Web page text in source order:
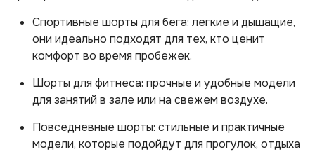
Спортивные шорты для бега: легкие и дышащие,
они идеально подходят для тех, кто ценит
комфорт во время пробежек.
Шорты для фитнеса: прочные и удобные модели
для занятий в зале или на свежем воздухе.
Повседневные шорты: стильные и практичные
модели, которые подойдут для прогулок, отдыха